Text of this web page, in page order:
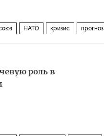
НАТО кризис прогноз
роль в